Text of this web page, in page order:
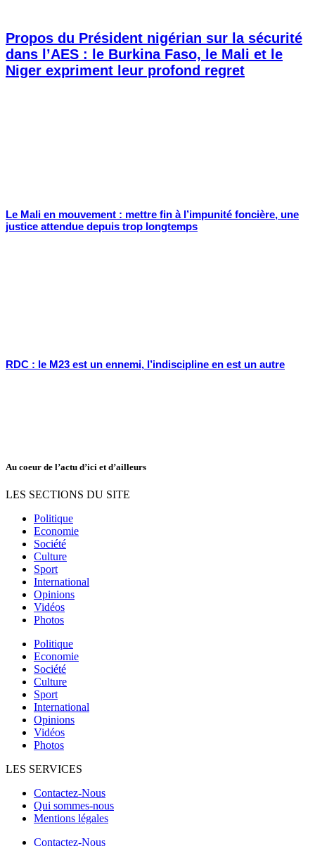
Propos du Président nigérian sur la sécurité
dans l’AES : le Burkina Faso, le Mali et le
Niger expriment leur profond regret
Le Mali en mouvement : mettre fin à l’impunité foncière, une
justice attendue depuis trop longtemps
RDC : le M23 est un ennemi, l’indiscipline en est un autre
Au coeur de l’actu d’ici et d’ailleurs
LES SECTIONS DU SITE
Politique
Economie
Société
Culture
Sport
International
Opinions
Vidéos
Photos
Politique
Economie
Société
Culture
Sport
International
Opinions
Vidéos
Photos
LES SERVICES
Contactez-Nous
Qui sommes-nous
Mentions légales
Contactez-Nous